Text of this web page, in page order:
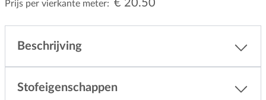
Prijs per vierkante meter: € 20.50
Beschrijving
Stofeigenschappen